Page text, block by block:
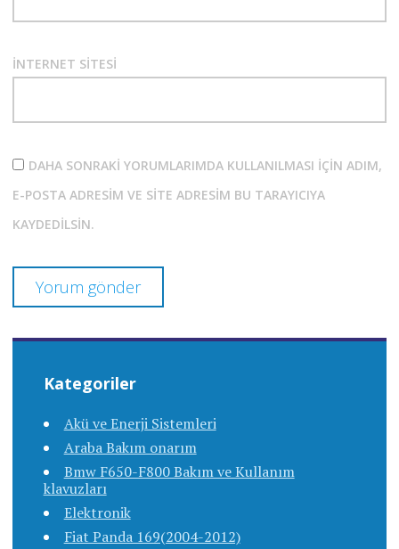
İNTERNET SITESI
DAHA SONRAKI YORUMLARIMDA KULLANILMASI IÇIN ADIM,
E-POSTA ADRESIM VE SITE ADRESIM BU TARAYICIYA
KAYDEDILSIN.
Kategoriler
Akü ve Enerji Sistemleri
Araba Bakım onarım
Bmw F650-F800 Bakım ve Kullanım
klavuzları
Elektronik
Fiat Panda 169(2004-2012)